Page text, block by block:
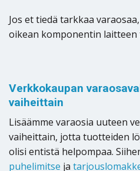
Jos et tiedä tarkkaa
oikean komponentin
Verkkokaupan
vaiheittain
Lisäämme varaosia uuteen
vaiheittain, jotta tuotteiden
olisi entistä helpompaa.
puhelimitse ja